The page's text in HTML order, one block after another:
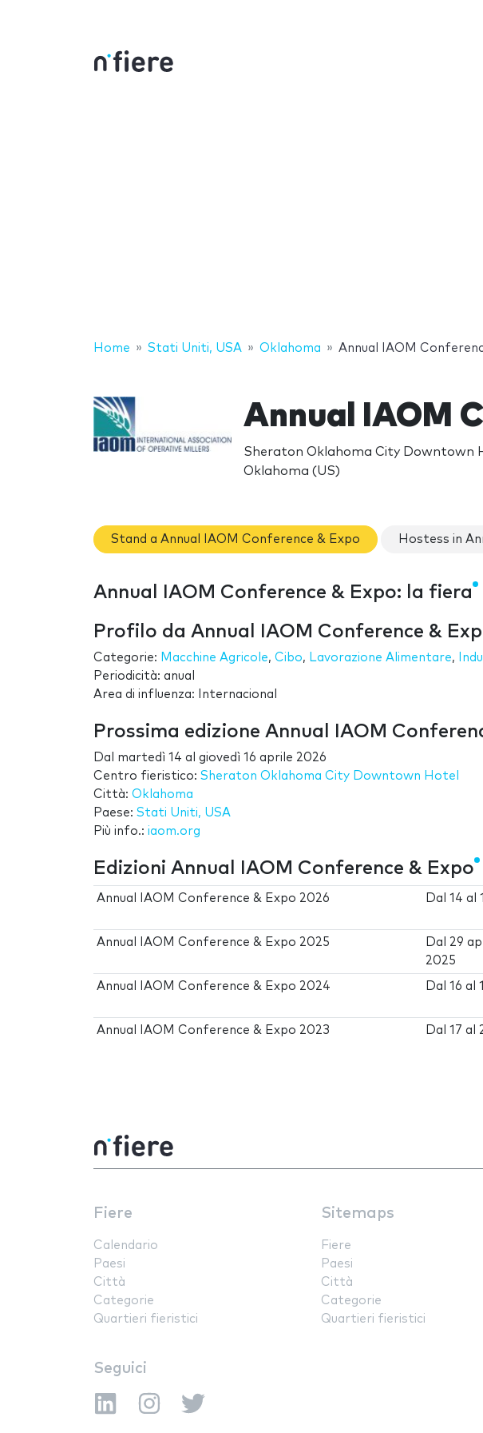
Home Stati Uniti, USA Oklahoma Annual IAOM
Annual IAOM
Sheraton Oklahoma City Downtown
Oklahoma (US)
Stand a Annual IAOM Conference & Expo Hostess in
Annual IAOM Conference & Expo: la fiera
Profilo da Annual IAOM Conference &
Categorie: Macchine Agricole, Cibo, Lavorazione Alimentare,
Periodicità: anual
Area di influenza: Internacional
Prossima edizione Annual IAOM
Dal martedì 14 al giovedì 16 aprile 2026
Centro fieristico: Sheraton Oklahoma City Downtown Hotel
Città: Oklahoma
Paese: Stati Uniti, USA
Più info.: iaom.org
Edizioni Annual IAOM Conference & Expo
Annual IAOM Conference & Expo 2026 Dal14 al
Annual IAOM Conference & Expo 2025 Dal 29
2025
Annual IAOM Conference & Expo 2024 Dal16 al
Annual IAOM Conference & Expo 2023 Dal17 al
Fiere
Calendario
Paesi
Città
Categorie
Quartieri fieristici
Sitemaps
Fiere
Paesi
Città
Categorie
Quartieri fieristici
Seguici